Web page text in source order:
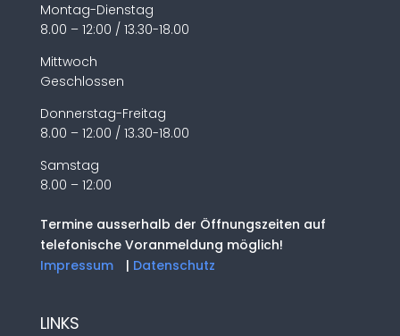
Montag-Dienstag
8.00 – 12:00 / 13.30-18.00
Mittwoch
Geschlossen
Donnerstag-Freitag
8.00 – 12:00 / 13.30-18.00
Samstag
8.00 – 12:00
Termine ausserhalb der Öffnungszeiten auf
telefonische Voranmeldung möglich!
Impressum
| Datenschutz
LINKS